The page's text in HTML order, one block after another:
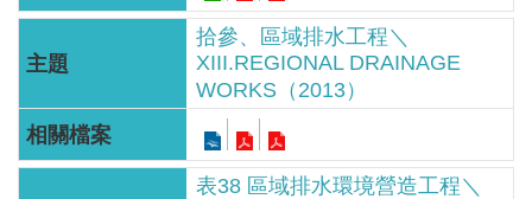
答
廉
政
平
臺
拾參、區域排水工程＼
XIII.REGIONAL DRAINAGE
WORKS（2013）
表38 區域排水環境營造工程＼